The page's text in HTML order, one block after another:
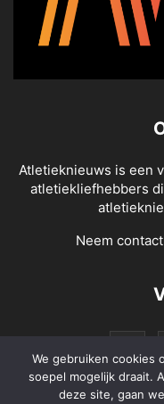
Atletieknieuws is een
atletiekliefhebbers
Neem
We gebruiken cookies
soepel mogelijk draait.
deze site, gaan